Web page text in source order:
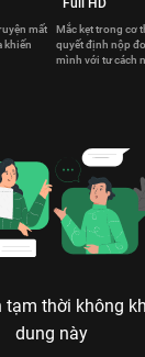
mất
khiến
Mắc kẹt trong cơ
quyết định nộp
mình với tư cách
tạm thời không
dung này